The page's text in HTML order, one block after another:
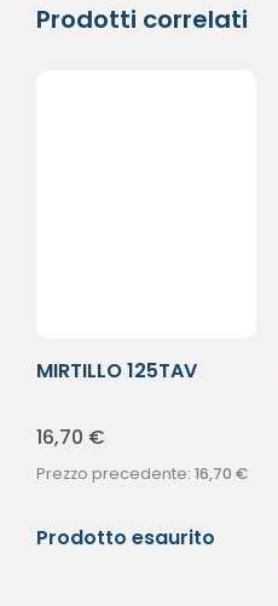
Prodotti correlati
MIRTILLO 125TAV
16,70 €
Prezzo precedente: 16,70 €
Prodotto esaurito